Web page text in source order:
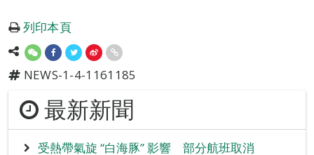
列印本頁
NEWS-1-4-1161185
最新新聞
受熱帶氣旋 “白海豚” 影響 部分航班取消